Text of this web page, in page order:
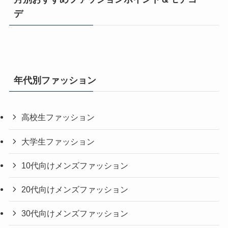
デ
年代別ファッション
高校生ファッション
大学生ファッション
10代向けメンズファッション
20代向けメンズファッション
30代向けメンズファッション